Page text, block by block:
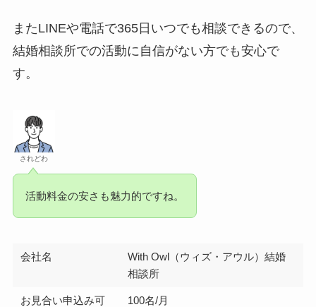
またLINEや電話で365日いつでも相談できるので、
結婚相談所での活動に自信がない方でも安心で
す。
されどわ
活動料金の安さも魅力的ですね。
会社名
With Owl（ウィズ・アウル）結婚
相談所
お見合い申込み可
100名/月